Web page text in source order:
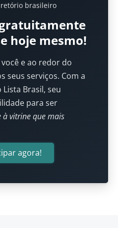
brasileiro
hoje mesmo!
e ao redor do
seus serviços. Com a
Brasil, seu
para ser
à vitrine que mais
agora!